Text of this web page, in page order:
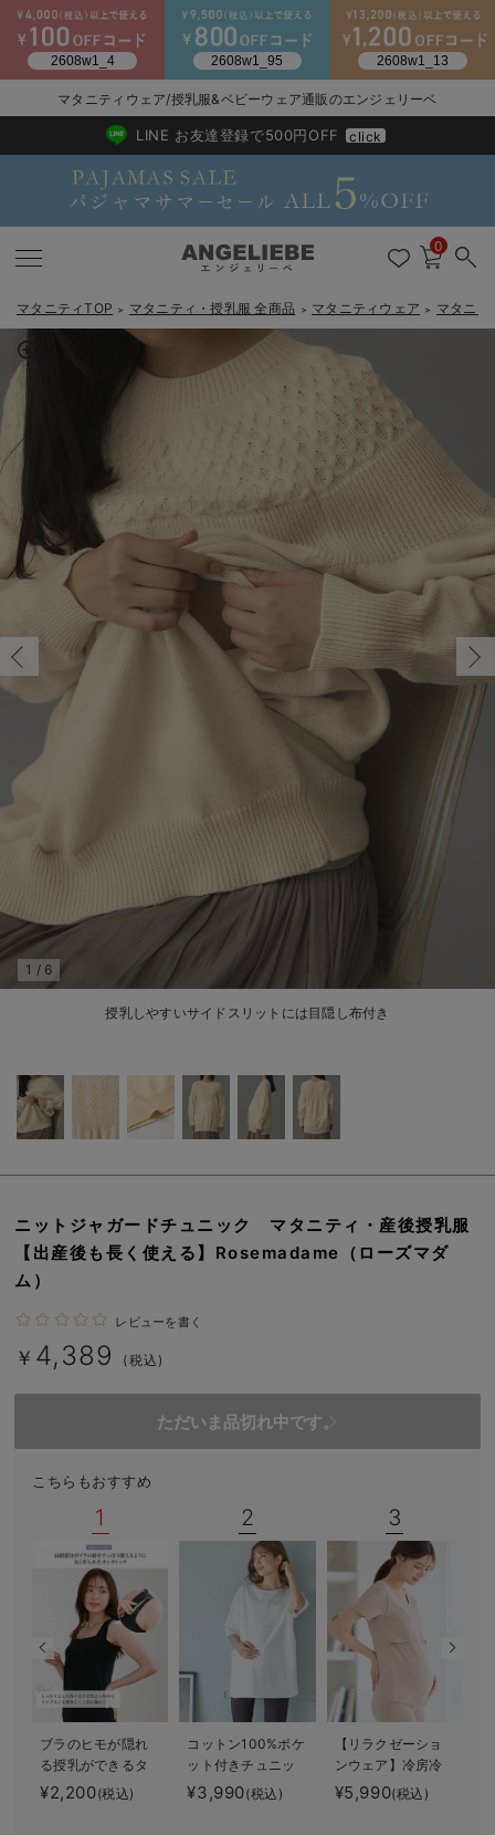
マタニティ ワンピース
マタニティ パンツ
マタニティ スカート
マタニティ トップス
マタニティ アウター（コート）・ママコート
マタニティ ショーツ
妊婦帯・腹帯・産前ガードル
マタニティ 授乳 キャミソール
産褥ショーツ
骨盤・マタニティベルト （妊娠中・産後）
マタニティ 腹巻き
授乳ワンピース
授乳トップス
マタニティ スーツ
マタニティ オフィス 通勤服
マタニティ ドレス（結婚式・お呼ばれ）
マタニティ フォーマル パンツ・ボトムス
妊婦用 抱き枕・授乳クッション
授乳 ケープ
マタニティストッキング・タイツ
マタニティレギンス
妊娠線クリーム
【アウトレット】ワンピース
【アウトレット】トップス・授乳トップス
【アウトレット】ボトムス
【アウトレット】パジャマ
【アウトレット】インナー
【アウトレット】ベビー
抗菌防臭加工
透け防止
見えてもカワイイ
コットン素材
冷房対策
接触冷感素材
ブラトップ
快適機能ウェア特集 トップス
快適機能ウェア特集 ボトムス
快適機能ウェア特集 パジャマ
erbaviva（エルバビーバ）
ハレの日に着るANGELIEBEのセレモニー
買って正解！高評価レビューアイテム
親子コーデ｜ママとベビーにおすすめ！
便利な育児家電
Gift Selection 出産祝い
入院準備の持ち物チェック
再入荷｜インナー
再入荷｜アウター
戻る
送料無料アイテム全て
ワンピース
トップス
パンツ
スカート
パジャマ
インナー
雑貨
ベビー
戻る
ブラキャミ おまとめ
MAX55%OFF ブラック
戻る
【37周年祭セール】
【37周年祭セール】
【37周年祭セール】
戻る
気温差別オススメア
【15℃】3月下旬～
【〜10℃】3月中旬
戻る
動きやすく着回しで
涼しくて可愛い「ワ
戻る
強撚スムース(コス
戻る
マタニティウェア
【おまとめ割】パジ
戻る
こだわりの履き心地
カジュアル
デニム
レギンス
オフィス
戻る
ジャケット派
きれいめトップス派
きれいめスカート派
きれいめ美脚パンツ派
ツィード派
王道シンプル派
セットアップ派
戻る
出産準備応援割全て
マタニティパジャマ
マタニティインナー
ベビー
戻る
【オフィスカジュア
【オフィスカジュア
戻る
レギンスタイプ
パンツタイプ
戻る
【フォーマル】ワン
【フォーマル】ボト
【フォーマル】トッ
戻る
【ベビー】長袖
【ベビー】半袖
【ベビー】グッズ
戻る
ハンカチ
2WAYオール
コンビ肌着
短肌着
セット
戻る
快適ウェア10%OFF
快適ウェア10%OFF
戻る
春のマタニティワン
セットアップ・ レイ
Aライン ・フレアワ
Iライン ・タイトシ
ジャンパースカート/
ワーク・オフィス
カジュアル
フォーマル / オケー
あったかアイテム｜
戻る
Gift Selection 出産
〜3,000円（税込）
〜5,000円（税込）
〜10,000円（税込）
10,001円（税込）〜
女の子におススメの
男の子におススメの
定番ギフト
もらって嬉しいギフト
かわいくておもしろ
戻る
冬の冷え対策インナ
薄くてあったか
綿混素材
腹巻・ひざ上パンツ
保温&リカバリー
レギンス・タイツ
カップ付きインナー
あったか度◎
裏起毛素材
戻る
入院準備の持ち物チ
入院してすぐ使うグ
赤ちゃんへ使うもの
産後に使うグッズ
戻る
冬のあったか特集全て
【冬のあったか特集
【冬のあったか特集
【冬のあったか特集
【冬のあったか特集
マタニティウェア/授乳服&ベビーウェア通販のエンジェリーベ
2026/NewArrival
送料495円(一部地域を除く) 7,700円以上で送料無料
LINE お友達登録で500円OFF click
0
マタニティTOP ＞ マタニティ・授乳服 全商品 ＞ マタニティウェア ＞ マタニテ
授乳しやすいサイドスリットには目隠し布付き
1 / 6
ニットジャガードチュニック マタニティ・産後授乳服
【出産後も長く使える】Rosemadame（ローズマダ
ム）
レビューを書く
￥ 4,389 (税込)
ただいま品切れ中です。
こちらもおすすめ
1
ブラのヒモが隠れ
る授乳ができるタ
ンクトップ 抗菌
防臭 綿混モダー
¥2,200(税込)
2
コットン100%ポケ
ット付きチュニッ
クトップス マタ
ニティ・授乳服
¥3,990(税込)
3
【リラクゼーショ
ンウェア】冷房冷
え対策 保温＆リ
カバリーサポー
¥5,990(税込)